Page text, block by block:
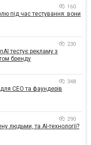
160
під час тестування: вони
230
тестує рекламу з
бренду
348
CEO та фаундерів
290
людьми, та AI-технології?